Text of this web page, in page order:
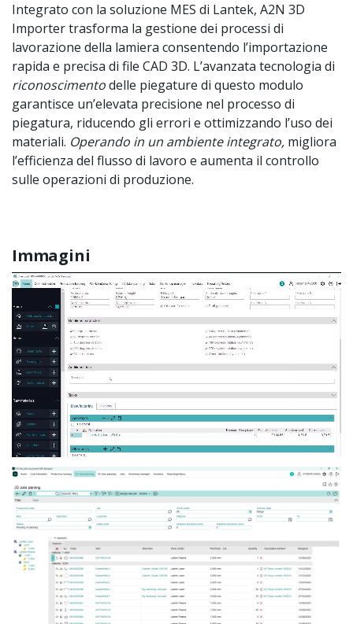
Integrato con la soluzione MES di Lantek, A2N 3D
Importer trasforma la gestione dei processi di
lavorazione della lamiera consentendo l’importazione
rapida e precisa di file CAD 3D. L’avanzata tecnologia di
riconoscimentodelle piegature di questo modulo
garantisce un’elevata precisione nel processo di
piegatura, riducendo gli errori e ottimizzando l’uso dei
materiali. Operando in un ambiente integrato, migliora
l’efficienza del flusso di lavoro e aumenta il controllo
sulle operazioni di produzione.
Immagini